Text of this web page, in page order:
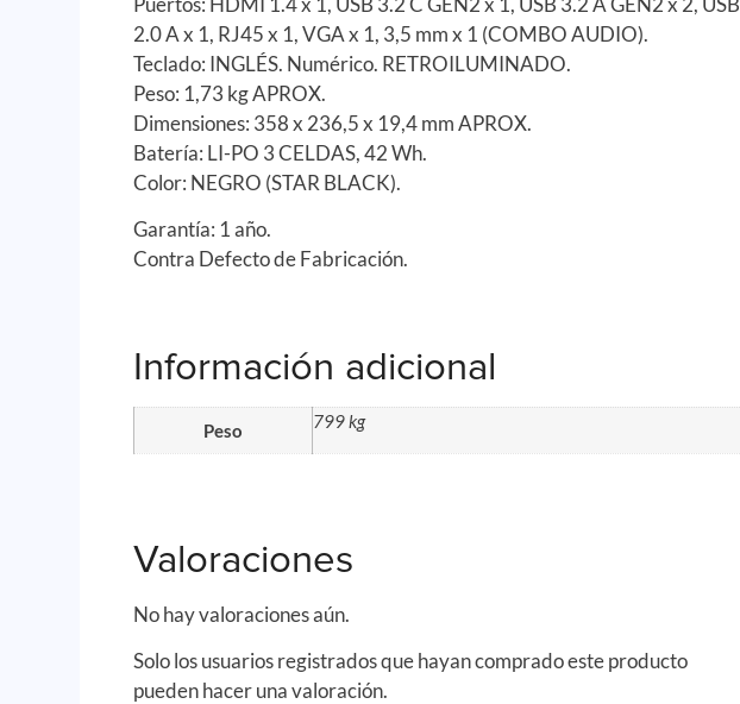
2.0 A x 1, RJ45 x 1, VGA x 1, 3,5 mm x 1 (COMBO AUDIO).
Teclado: INGLÉS. Numérico. RETROILUMINADO.
Peso: 1,73 kg APROX.
Dimensiones: 358 x 236,5 x 19,4 mm APROX.
Batería: LI-PO 3 CELDAS, 42 Wh.
Color: NEGRO (STAR BLACK).
Garantía: 1 año.
Contra Defecto de Fabricación.
Información adicional
Peso 799 kg
Valoraciones
No hay valoraciones aún.
Solo los usuarios registrados que hayan comprado este producto
pueden hacer una valoración.